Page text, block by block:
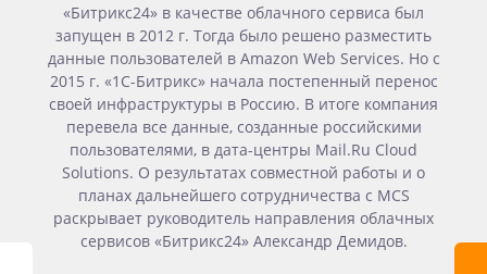
«Битрикс24» в качестве облачного сервиса был
запущен в 2012 г. Тогда было решено разместить
данные пользователей в Amazon Web Services. Но с
2015 г. «1С-Битрикс» начала постепенный перенос
своей инфраструктуры в Россию. В итоге компания
перевела все данные, созданные российскими
пользователями, в дата-центры Mail.Ru Cloud
Solutions. О результатах совместной работы и о
планах дальнейшего сотрудничества с MCS
раскрывает руководитель направления облачных
сервисов «Битрикс24» Александр Демидов.